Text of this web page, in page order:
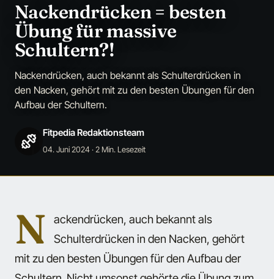
Nackendrücken = besten
Übung für massive
Schultern?!
Nackendrücken, auch bekannt als Schulterdrücken in
den Nacken, gehört mit zu den besten Übungen für den
Aufbau der Schultern.
Fitpedia Redaktionsteam
04. Juni 2024· 2 Min. Lesezeit
N
ackendrücken, auch bekannt als
Schulterdrücken in den Nacken, gehört
mit zu den besten Übungen für den Aufbau der